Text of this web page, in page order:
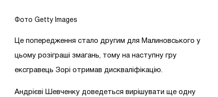
Фото Getty Images
Це попередження стало другим для Малиновського у
цьому розіграші змагань, тому на наступну гру
ексгравець Зорі отримав дискваліфікацію.
Андрієві Шевченку доведеться вирішувати ще одну